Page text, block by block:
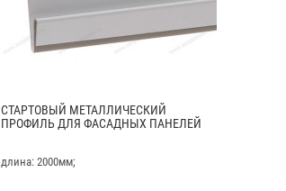
СТАРТОВЫЙ МЕТАЛЛИЧЕСКИЙ
ПРОФИЛЬ ДЛЯ ФАСАДНЫХ ПАНЕЛЕЙ
длина: 2000мм;